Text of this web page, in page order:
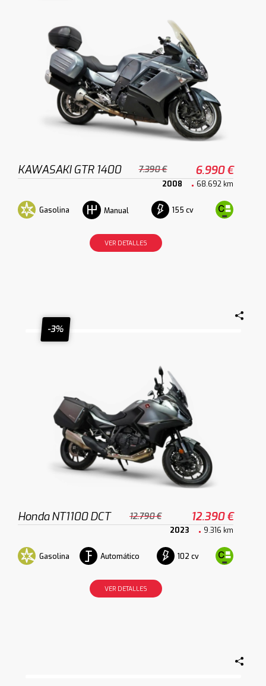
KAWASAKI GTR 1400 7.390 € 6.990 €
2008 68.692 km
Gasolina Manual 155 cv
VER DETALLES
-3%
Honda NT1100 DCT 12.790 € 12.390 €
2023 9.316 km
Gasolina Automático 102 cv
VER DETALLES